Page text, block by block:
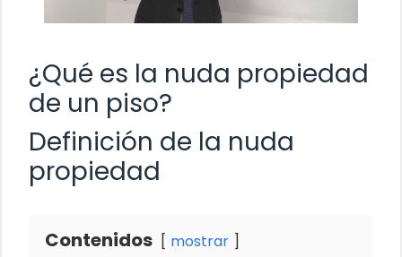
¿Qué es la nuda propiedad
de un piso?
Definición de la nuda
propiedad
Contenidos mostrar